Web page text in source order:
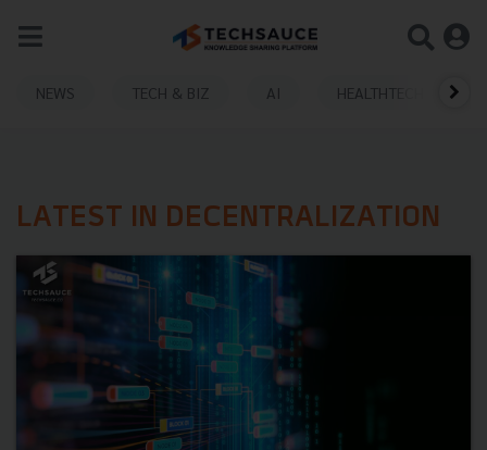
NEWS TECH & BIZ AI HEALTHTECH
LATEST IN DECENTRALIZATION